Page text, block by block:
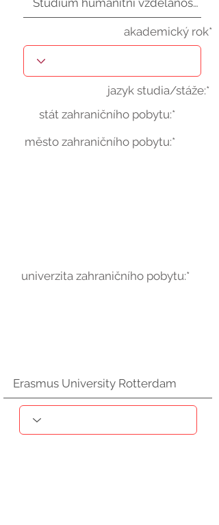
akademický rok*
jazyk studia/stáže:*
stát zahraničního pobytu:*
město zahraničního pobytu:*
univerzita zahraničního pobytu:*